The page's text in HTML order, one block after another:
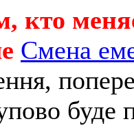
кто
Смена
буде